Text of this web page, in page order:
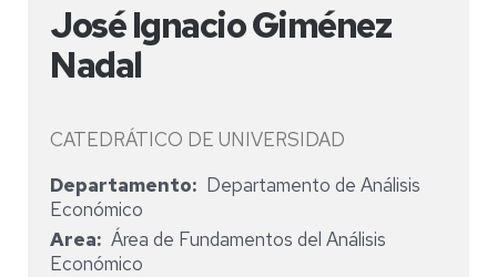
José Ignacio Giménez
Nadal
CATEDRÁTICO DE UNIVERSIDAD
Departamento
Departamento de Análisis
Económico
Area
Área de Fundamentos del Análisis
Económico